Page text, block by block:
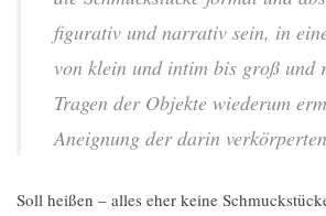
figurativ und narrativ sein, in
von klein und intim bis groß und
Tragen der Objekte wiederum
Aneignung der darin
Soll heißen – alles eher keine